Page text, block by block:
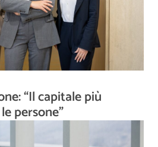
“Il capitale più
persone”